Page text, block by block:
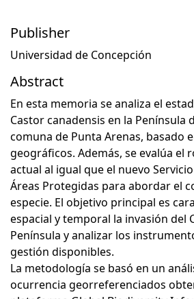
Publisher
Universidad de Concepción
Abstract
En esta memoria se analiza el
Castor canadensis en la Península
comuna de Punta Arenas, basado
geográficos. Además, se evalúa el
actual al igual que el nuevo
Áreas Protegidas para abordar el
especie. El objetivo principal es
espacial y temporal la invasión del
Península y analizar los
gestión disponibles.
La metodología se basó en un
ocurrencia georreferenciados